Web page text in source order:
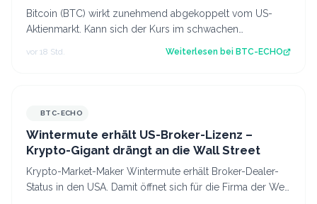
Bitcoin (BTC) wirkt zunehmend abgekoppelt vom US-
Aktienmarkt. Kann sich der Kurs im schwachen
vor 18 Std. Weiterlesen bei BTC-ECHO
BTC-ECHO
Wintermute erhält US-Broker-Lizenz –
Krypto-Gigant drängt an die Wall Street
Krypto-Market-Maker Wintermute erhält Broker-Dealer-
Status in den USA. Damit öffnet sich für die Firma der Weg